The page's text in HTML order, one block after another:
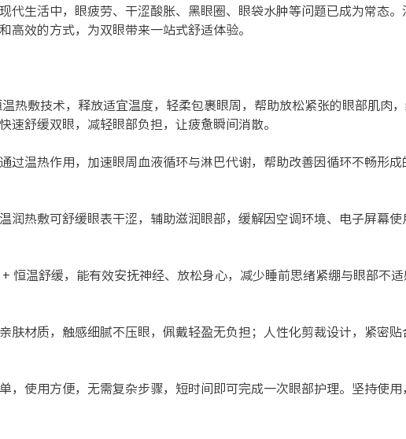
代生活中，眼疲劳、干涩酸胀、黑眼圈、眼袋水肿等问题已成为常态
效的方式，为双眼带来一站式舒适体验。
热敷技术，释放适宜温度，轻柔包裹眼周，帮助放松紧张的眼部肌肉
速舒缓双眼，减轻眼部负担，让疲惫瞬间消散。
过温热作用，加速眼周血液循环与淋巴代谢，帮助改善因循环不畅形
润热敷可舒缓眼表干涩，辅助滋润眼部，缓解因空调环境、电子屏幕
恒温舒缓，能有效安抚神经、放松身心，减少睡前思绪紧绷与眼部不
肤材质，触感细腻不压眼，佩戴轻盈无负担；人性化剪裁设计，紧密
，使用方便，无需复杂步骤，短时间即可完成一次眼部护理。坚持使